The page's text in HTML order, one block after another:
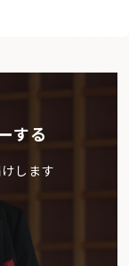
する
します